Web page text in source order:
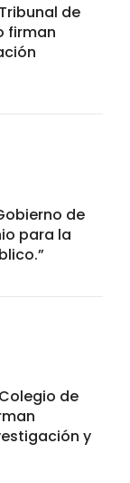
de
firman
de
para la
de
y